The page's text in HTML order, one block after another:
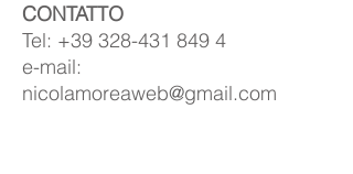
CONTATTO
Tel: +39 328-431 849 4
e-mail:
nicolamoreaweb@gmail.com